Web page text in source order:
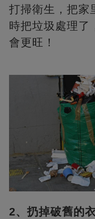
打掃衛生，把家
時把垃圾處理了
會更旺！
2、扔掉破舊的